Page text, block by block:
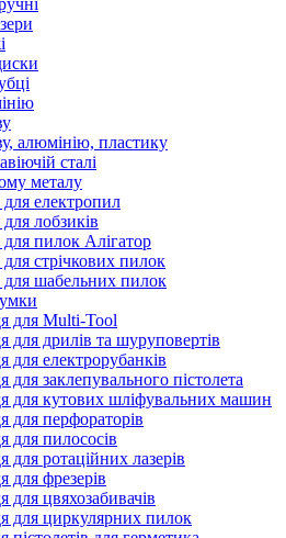
алюмінію, пластику
сталі
металу
електропил
лобзиків
пилок Алігатор
стрічкових пилок
шабельних пилок
для Multi-Tool
для дрилів та шуруповертів
для електрорубанків
для заклепувального пістолета
для кутових шліфувальних машин
для перфораторів
для пилососів
для ротаційних лазерів
для фрезерів
для цвяхозабивачів
для циркулярних пилок